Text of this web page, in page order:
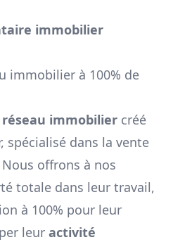
immobilier
immobilier à 100% de
réseau immobilier créé
spécialisé dans la vente
offrons à nos
totale dans leur travail,
à 100% pour leur
leur activité